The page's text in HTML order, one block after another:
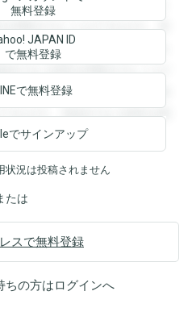
録すると回答を閲覧すること
閲覧することができます。登
できます。登録すると回答を
すると回答を閲覧することが
覧することができます。登録
きます。登録すると回答を閲
無料登録
JAPAN ID
で無料登録
LINEで無料登録
でサインアップ
状況は投稿されません
たは
スで無料登録
ちの方はログインへ